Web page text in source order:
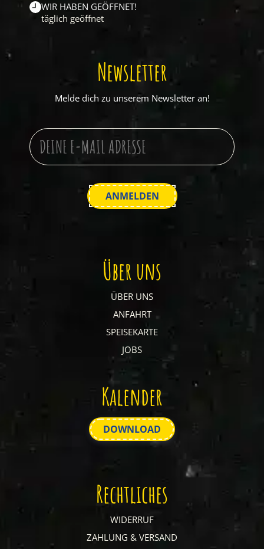
WIR HABEN GEÖFFNET!
täglich geöffnet
Newsletter
Melde dich zu unserem Newsletter an!
Über uns
ÜBER UNS
ANFAHRT
SPEISEKARTE
JOBS
Kalender
DOWNLOAD
Rechtliches
WIDERRUF
ZAHLUNG & VERSAND